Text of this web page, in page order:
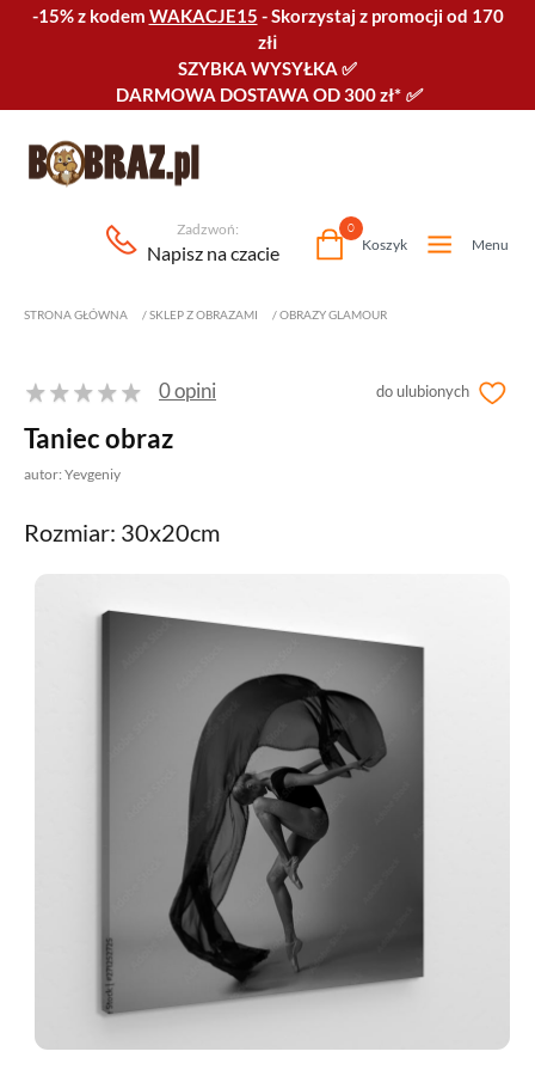
-15% z kodem WAKACJE15 -Skorzystaj z promocji od 170
złℹ️
SZYBKA WYSYŁKA ✅
DARMOWA DOSTAWA OD 300 zł* ✅
Zadzwoń:
Napisz na czacie Koszyk
0
Menu
STRONA GŁÓWNA /SKLEP Z OBRAZAMI /OBRAZY GLAMOUR
do ulubionych
0 opini
Taniec obraz
autor: Yevgeniy
Rozmiar: 30x20cm